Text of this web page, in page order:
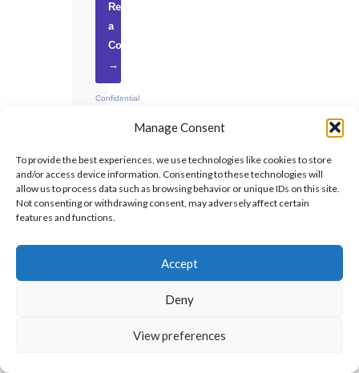
Manage Consent
To provide the best experiences, we use technologies like cookies to store
and/or access device information. Consenting to these technologies will
allow us to process data such as browsing behavior or unique IDs on this site.
Not consenting or withdrawing consent, may adversely affect certain
features and functions.
Accept
Deny
View preferences
Request
a
Consultation
→
Confidential
UAE-
based
RECENT
As-Built